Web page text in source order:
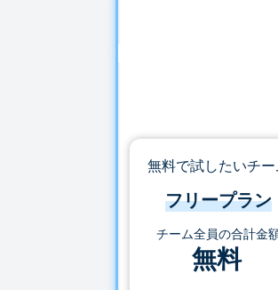
無料で試したいチ
フリープラン
チーム全員の合計金
無料